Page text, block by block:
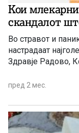
Кои
скандалот
Во стравот и
настрадаат
Здравје Радово,
пред 2 мес.